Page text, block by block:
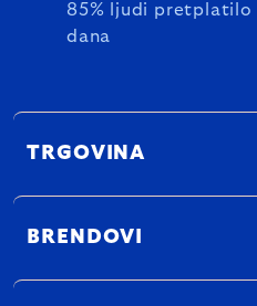
85% ljudi pretplatilo
dana
TRGOVINA
BRENDOVI